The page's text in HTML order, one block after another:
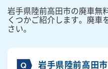
岩手県陸前高田市の廃車無
くつかご紹介します。廃車
さい。
岩手県陸前高田